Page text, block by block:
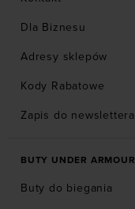
Dla Biznesu
Adresy sklepów
Kody Rabatowe
Zapis do newslettera
BUTY UNDER ARMOUR
Buty do biegania